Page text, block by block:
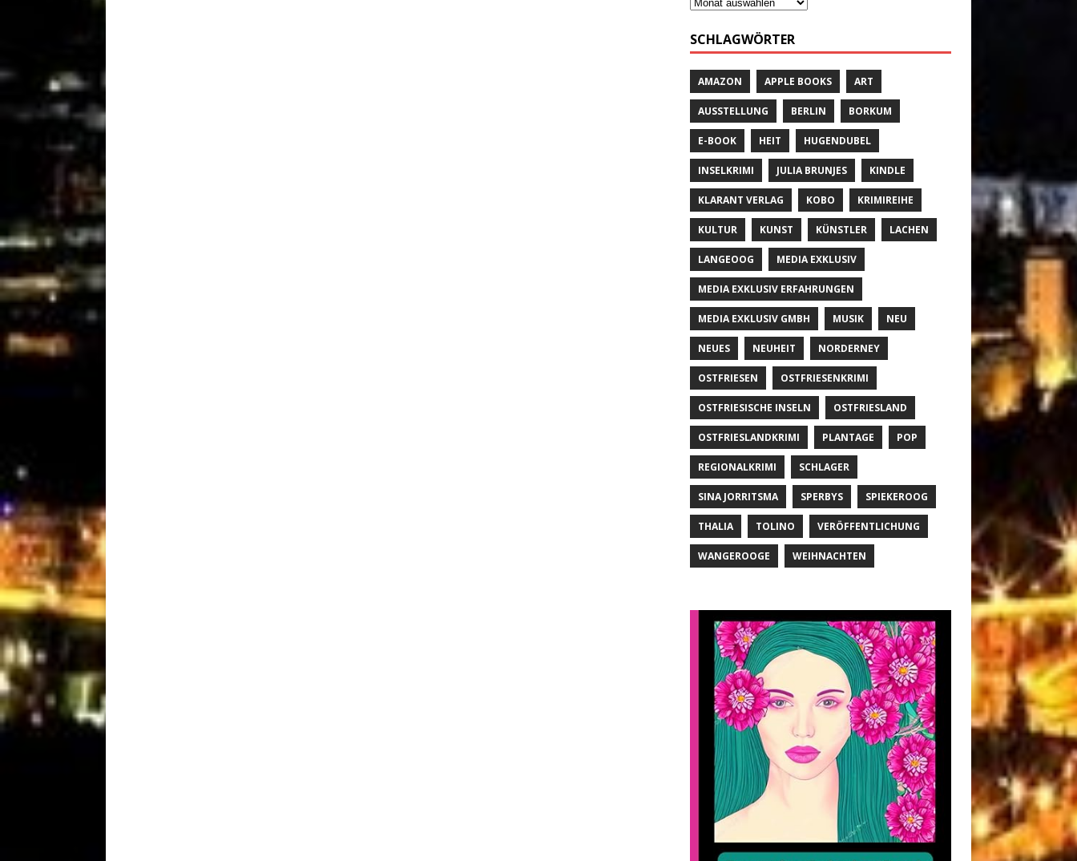
SCHLAGWÖRTER
AMAZON APPLE BOOKS ART
AUSSTELLUNG BERLIN BORKUM
E-BOOK HEIT HUGENDUBEL
INSELKRIMI JULIA BRUNJES KINDLE
KLARANT VERLAG KOBO KRIMIREIHE
KULTUR KUNST KÜNSTLER LACHEN
LANGEOOG MEDIA EXKLUSIV
MEDIA EXKLUSIV ERFAHRUNGEN
MEDIA EXKLUSIV GMBH MUSIK NEU
NEUES NEUHEIT NORDERNEY
OSTFRIESEN OSTFRIESENKRIMI
OSTFRIESISCHE INSELN OSTFRIESLAND
OSTFRIESLANDKRIMI PLANTAGE POP
REGIONALKRIMI SCHLAGER
SINA JORRITSMA SPERBYS SPIEKEROOG
THALIA TOLINO VERÖFFENTLICHUNG
WANGEROOGE WEIHNACHTEN